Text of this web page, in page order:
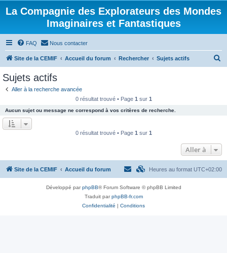
La Compagnie des Explorateurs des Mondes
Imaginaires et Fantastiques
FAQ Nous contacter
Site de la CEMIF Accueil du forum Rechercher Sujets actifs
e
r
Sujets actifs
Aller à la recherche avancée
0 résultat trouvé • Page 1 sur 1
Aucun sujet ou message ne correspond à vos critères de recherche.
0 résultat trouvé • Page 1 sur 1
Aller à
Site de la CEMIF Accueil du forum Heures au format UTC+02:00
Développé parphpBB® Forum Software © phpBB Limited
Traduit parphpBB-fr.com
Confidentialité | Conditions